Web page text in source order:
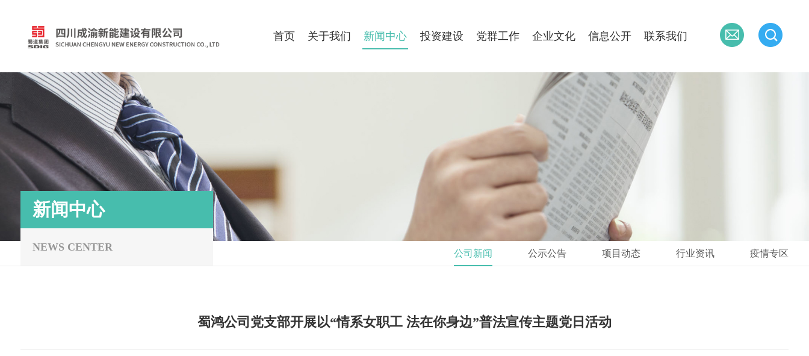
首页 关于我们 新闻中心 投资建设 党群工作 企业文化 信息公开 联系我们
新闻中心
NEWS CENTER
公司新闻 公示公告 项目动态 行业资讯 疫情专区
蜀鸿公司党支部开展以“情系女职工 法在你身边”普法宣传主题党日活动